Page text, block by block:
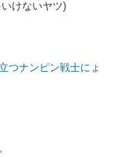
けないヤツ)
つナンピン戦士にょ